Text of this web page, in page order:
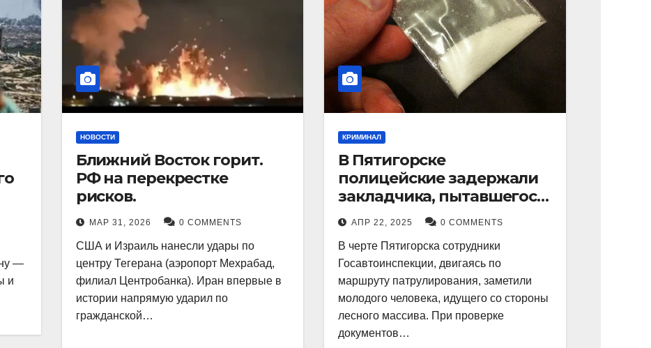
—
и
НОВОСТИ
Ближний Восток горит.
РФ на перекрестке
рисков.
МАР 31, 2026 0 COMMENTS
США и Израиль нанесли удары по
центру Тегерана (аэропорт Мехрабад,
филиал Центробанка). Иран впервые в
истории напрямую ударил по
гражданской…
КРИМИНАЛ
В Пятигорске
полицейские задержали
закладчика, пытавшегося
сбыть партию
синтетического
наркотика
АПР 22, 2025 0 COMMENTS
В черте Пятигорска сотрудники
Госавтоинспекции, двигаясь по
маршруту патрулирования, заметили
молодого человека, идущего со стороны
лесного массива. При проверке
документов…